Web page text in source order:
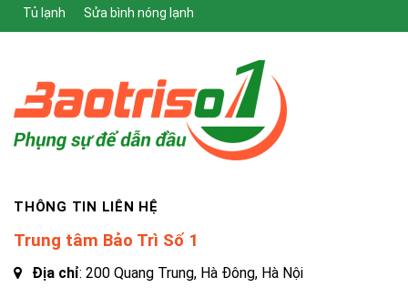
Tủ lạnh Sửa bình nóng lạnh
THÔNG TIN LIÊN HỆ
Trung tâm Bảo Trì Số 1
Địa chỉ: 200 Quang Trung, Hà Đông, Hà Nội